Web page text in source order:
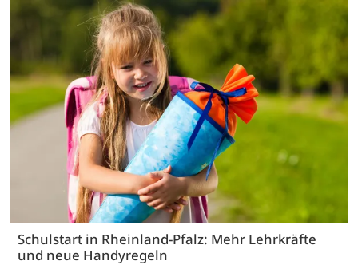
Schulstart in Rheinland-Pfalz: Mehr Lehrkräfte
und neue Handyregeln